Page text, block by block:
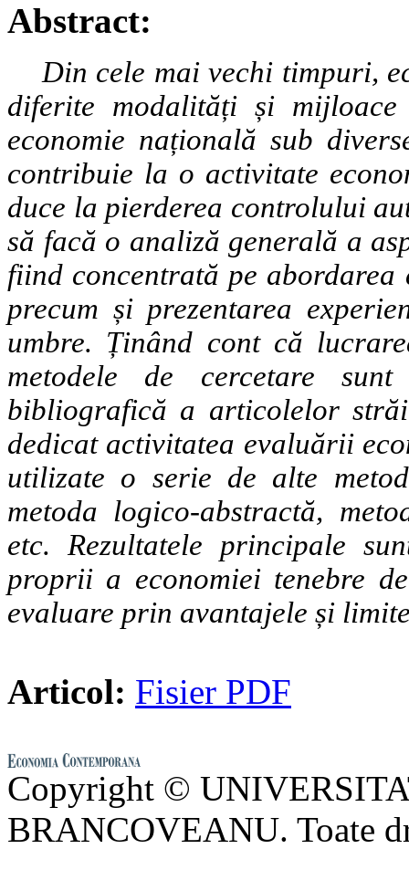
Abstract:
Din cele mai vechi timpuri,
diferite modalități și
economie națională sub
contribuie la o activitate
duce la pierderea controlului
să facă o analiză generală a
fiind concentrată pe abordarea
precum și prezentarea
umbre. Ținând cont că
metodele de cercetare
bibliografică a articolelor
dedicat activitatea evaluării
utilizate o serie de alte
metoda logico-abstractă,
etc. Rezultatele principale
proprii a economiei tenebre
evaluare prin avantajele și
Articol: Fisier PDF
Copyright ©
BRANCOVEANU. Toate